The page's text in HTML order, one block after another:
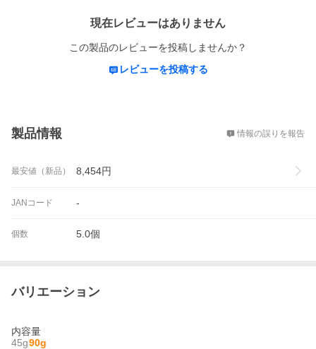
現在レビューはありません
この製品のレビューを投稿しませんか？
レビューを投稿する
製品情報 情報の誤りを報告
最安値（新品） 8,454円
JANコード -
個数 5.0個
バリエーション
内容量
45g90g